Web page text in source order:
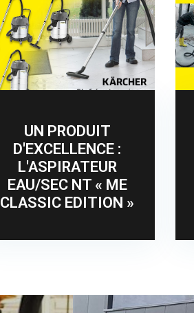
UN PRODUIT
D'EXCELLENCE :
L'ASPIRATEUR
EAU/SEC NT « ME
CLASSIC EDITION »